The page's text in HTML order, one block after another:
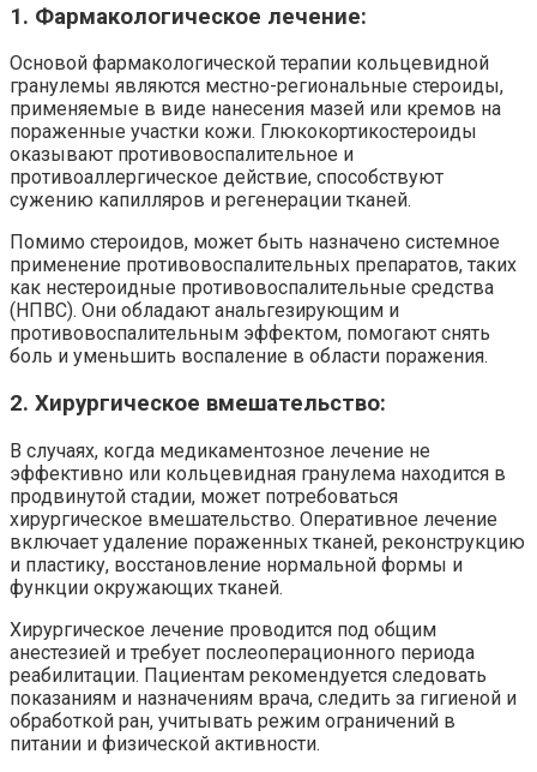
1. Фармакологическое лечение:
Основой фармакологической терапии кольцевидной
гранулемы являются местно-региональные стероиды,
применяемые в виде нанесения мазей или кремов на
пораженные участки кожи. Глюкокортикостероиды
оказывают противовоспалительное и
противоаллергическое действие, способствуют
сужению капилляров и регенерации тканей.
Помимо стероидов, может быть назначено системное
применение противовоспалительных препаратов, таких
как нестероидные противовоспалительные средства
(НПВС). Они обладают анальгезирующим и
противовоспалительным эффектом, помогают снять
боль и уменьшить воспаление в области поражения.
2. Хирургическое вмешательство:
В случаях, когда медикаментозное лечение не
эффективно или кольцевидная гранулема находится в
продвинутой стадии, может потребоваться
хирургическое вмешательство. Оперативное лечение
включает удаление пораженных тканей, реконструкцию
и пластику, восстановление нормальной формы и
функции окружающих тканей.
Хирургическое лечение проводится под общим
анестезией и требует послеоперационного периода
реабилитации. Пациентам рекомендуется следовать
показаниям и назначениям врача, следить за гигиеной и
обработкой ран, учитывать режим ограничений в
питании и физической активности.